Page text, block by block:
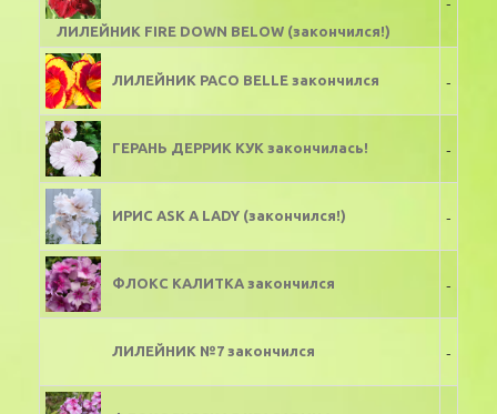
ЛИЛЕЙНИК FIRE DOWN BELOW (закончился!)
ЛИЛЕЙНИК PACO BELLE закончился -
ГЕРАНЬ ДЕРРИК КУК закончилась! -
ИРИС ASK A LADY (закончился!) -
ФЛОКС КАЛИТКА закончился -
ЛИЛЕЙНИК №7 закончился -